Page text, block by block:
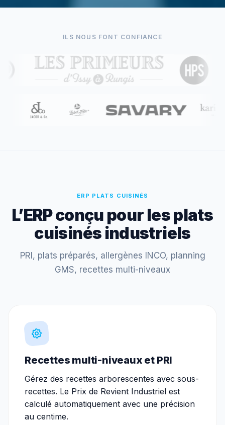
ILS NOUS FONT CONFIANCE
ERP PLATS CUISINÉS
L’ERP conçu pour les plats
cuisinés industriels
PRI, plats préparés, allergènes INCO, planning
GMS, recettes multi-niveaux
Recettes multi-niveaux et PRI
Gérez des recettes arborescentes avec sous-
recettes. Le Prix de Revient Industriel est
calculé automatiquement avec une précision
au centime.